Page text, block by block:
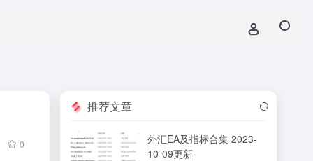
0
推荐文章
外汇EA及指标合集 2023-
10-09更新